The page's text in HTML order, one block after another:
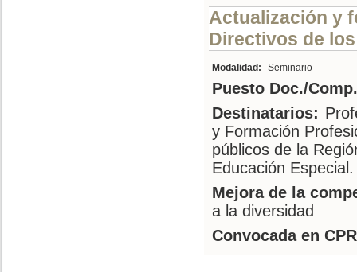
Actualización y
Directivos de
Modalidad: Seminario
Puesto Doc./
Destinatarios:
y Formación
públicos de la
Educación Especial.
Mejora de la
a la diversidad
Convocada en